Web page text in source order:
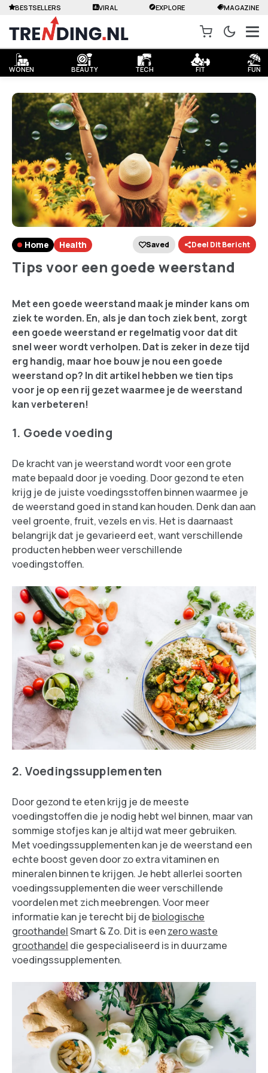
WONEN BEAUTY TECH FIT FUN
BESTSELLERS VIRAL EXPLORE MAGAZINE
Home Health Saved Deel Dit Bericht
Tips voor een goede weerstand
Met een goede weerstand maak je minder kans om
ziek te worden. En, als je dan toch ziek bent, zorgt
een goede weerstand er regelmatig voor dat dit
snel weer wordt verholpen. Dat is zeker in deze tijd
erg handig, maar hoe bouw je nou een goede
weerstand op? In dit artikel hebben we tien tips
voor je op een rij gezet waarmee je de weerstand
kan verbeteren!
1. Goede voeding
De kracht van je weerstand wordt voor een grote
mate bepaald door je voeding. Door gezond te eten
krijg je de juiste voedingsstoffen binnen waarmee je
de weerstand goed in stand kan houden. Denk dan aan
veel groente, fruit, vezels en vis. Het is daarnaast
belangrijk dat je gevarieerd eet, want verschillende
producten hebben weer verschillende
voedingstoffen.
2. Voedingssupplementen
Door gezond te eten krijg je de meeste
voedingstoffen die je nodig hebt wel binnen, maar van
sommige stofjes kan je altijd wat meer gebruiken.
Met voedingssupplementen kan je de weerstand een
echte boost geven door zo extra vitaminen en
mineralen binnen te krijgen. Je hebt allerlei soorten
voedingssupplementen die weer verschillende
voordelen met zich meebrengen. Voor meer
informatie kan je terecht bij de biologische
groothandelSmart & Zo. Dit is eenzero waste
groothandel die gespecialiseerd is in duurzame
voedingssupplementen.